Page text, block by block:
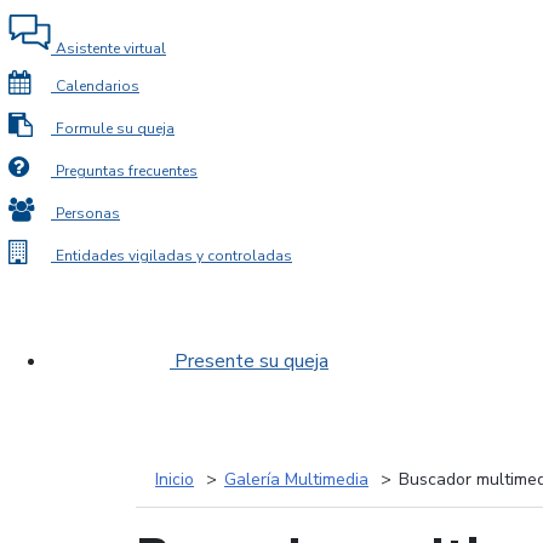
Asistente virtual
Calendarios
Formule su queja
Preguntas frecuentes
Personas
Entidades vigiladas y controladas
Presente su queja
Inicio Galería Multimedia Buscador